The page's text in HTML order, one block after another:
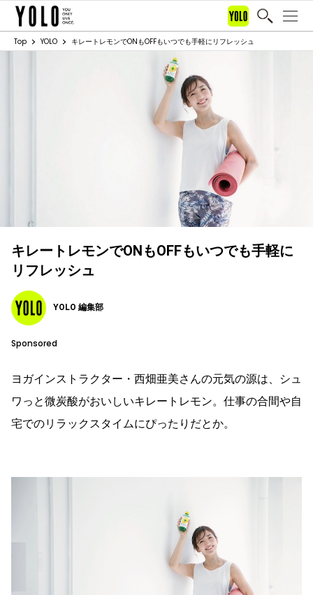
Top YOLO キレートレモンでONもOFFもいつでも手軽にリフレッシュ
キレートレモンでONもOFFもいつでも手軽に
リフレッシュ
YOLO 編集部
Sponsored
ヨガインストラクター・西畑亜美さんの元気の源は、シュ
ワっと微炭酸がおいしいキレートレモン。仕事の合間や自
宅でのリラックスタイムにぴったりだとか。